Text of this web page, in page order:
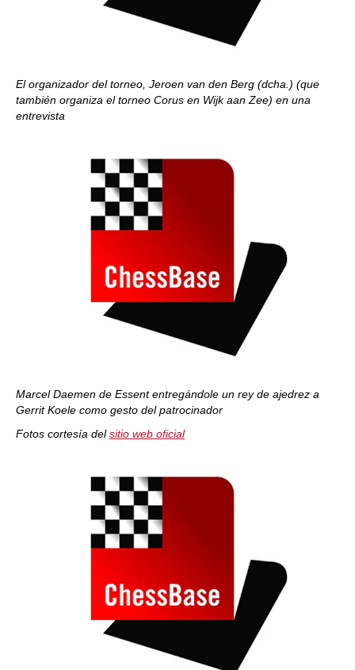
El organizador del torneo, Jeroen van den Berg (dcha.) (que
también organiza el torneo Corus en Wijk aan Zee) en una
entrevista
Marcel Daemen de Essent entregándole un rey de ajedrez a
Gerrit Koele como gesto del patrocinador
Fotos cortesía delsitio web oficial